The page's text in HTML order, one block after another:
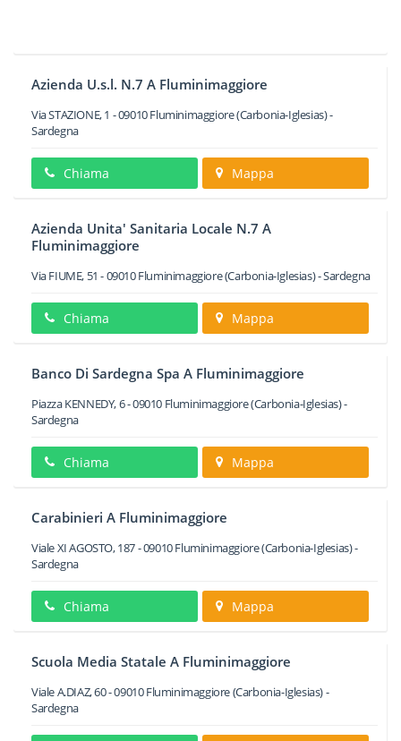
Azienda U.s.l. N.7 A Fluminimaggiore
Via STAZIONE, 1 -09010Fluminimaggiore(Carbonia-Iglesias) -
Sardegna
Chiama Mappa
Azienda Unita' Sanitaria Locale N.7 A
Fluminimaggiore
Via FIUME, 51 -09010Fluminimaggiore(Carbonia-Iglesias) -Sardegna
Chiama Mappa
Banco Di Sardegna Spa A Fluminimaggiore
Piazza KENNEDY, 6-09010 Fluminimaggiore(Carbonia-Iglesias) -
Sardegna
Chiama Mappa
Carabinieri A Fluminimaggiore
Viale XI AGOSTO, 187-09010Fluminimaggiore(Carbonia-Iglesias) -
Sardegna
Chiama Mappa
Scuola Media Statale A Fluminimaggiore
Viale A.DIAZ, 60-09010Fluminimaggiore(Carbonia-Iglesias) -
Sardegna